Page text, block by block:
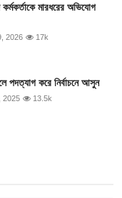
মারধরের অভিযোগ
2026 17k
পদত্যাগ করে নির্বাচনে আসুন
2025 13.5k